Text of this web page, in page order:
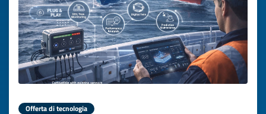
Offerta di tecnologia